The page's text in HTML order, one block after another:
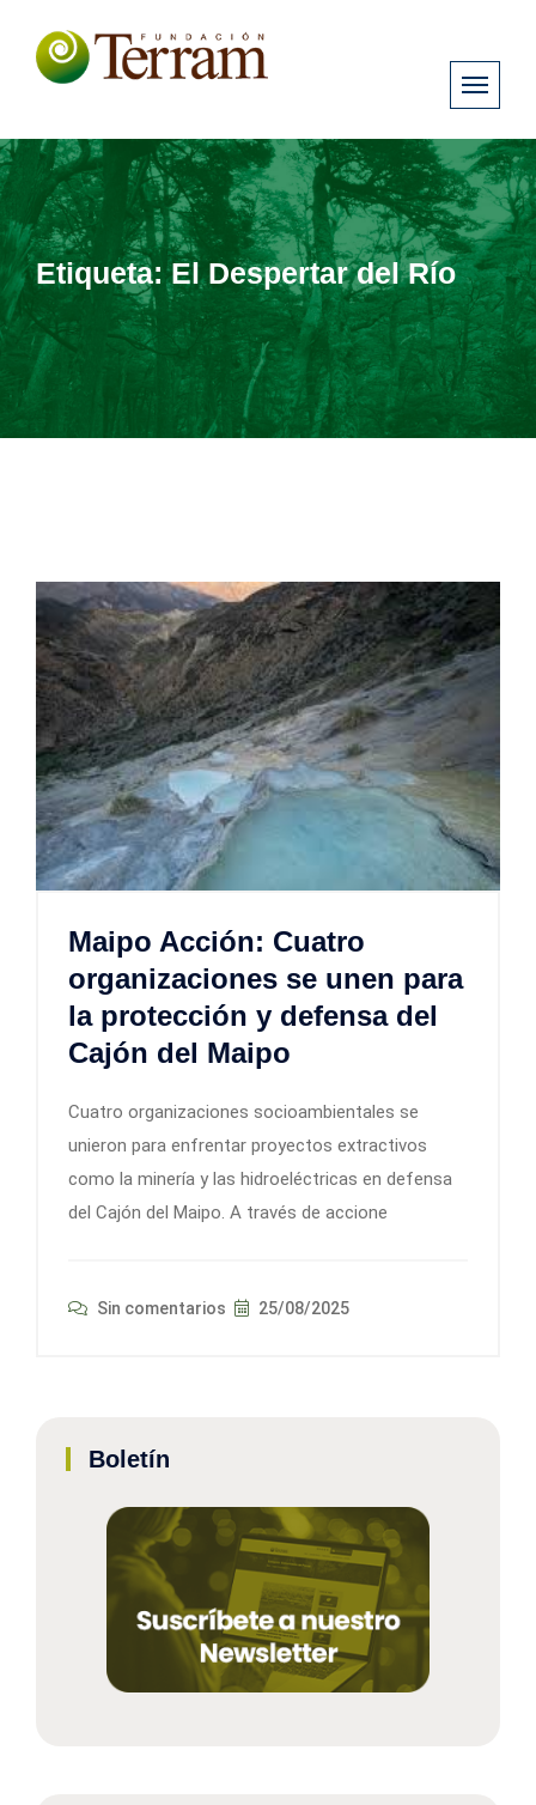
Etiqueta:El Despertar del Río
Maipo Acción: Cuatro
organizaciones se unen para
la protección y defensa del
Cajón del Maipo
Cuatro organizaciones socioambientales se
unieron para enfrentar proyectos extractivos
como la minería y las hidroeléctricas en defensa
del Cajón del Maipo. A través de accione
Sin comentarios 25/08/2025
Boletín